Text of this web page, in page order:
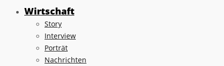
Wirtschaft
Story
Interview
Porträt
Nachrichten